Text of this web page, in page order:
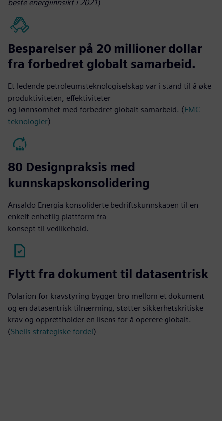
beste energiinnsikt i 2021)
Besparelser på 20 millioner dollar
fra forbedret globalt samarbeid.
Et ledende petroleumsteknologiselskap var i stand til å øke
produktiviteten, effektiviteten
og lønnsomhet med forbedret globalt samarbeid. (FMC-
teknologier)
80 Designpraksis med
kunnskapskonsolidering
Ansaldo Energia konsoliderte bedriftskunnskapen til en
enkelt enhetlig plattform fra
konsept til vedlikehold.
Flytt fra dokument til datasentrisk
Polarion for kravstyring bygger bro mellom et dokument
og en datasentrisk tilnærming, støtter sikkerhetskritiske
krav og opprettholder en lisens for å operere globalt.
(Shells strategiske fordel)